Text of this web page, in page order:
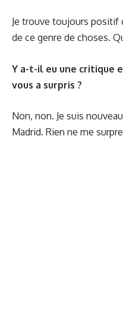
Je trouve toujours positif
de ce genre de choses.
Y a-t-il eu une critique
vous a surpris ?
Non, non. Je suis
Madrid. Rien ne me